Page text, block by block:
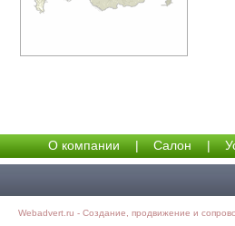
О компании | Салон |
Webadvert.ru - Создание, продвижение и